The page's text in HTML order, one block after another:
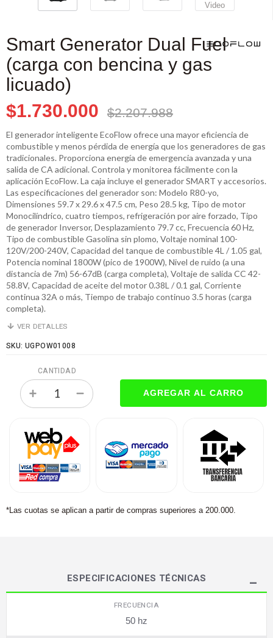
Video
Smart Generator Dual Fuel
(carga con bencina y gas
licuado)
$1.730.000
$2.207.988
El generador inteligente EcoFlow ofrece una mayor eficiencia de
combustible y menos pérdida de energía que los generadores de gas
tradicionales. Proporciona energía de emergencia avanzada y una
salida de CA adicional. Controla y monitorea fácilmente con la
aplicación EcoFlow. La caja incluye el generador SMART y accesorios.
Las especificaciones del generador son: Modelo R80-yo,
Dimensiones 59.7 x 29.6 x 47.5 cm, Peso 28.5 kg, Tipo de motor
Monocilíndrico, cuatro tiempos, refrigeración por aire forzado, Tipo
de generador Inversor, Desplazamiento 79.7 cc, Frecuencia 60 Hz,
Tipo de combustible Gasolina sin plomo, Voltaje nominal 100-
120V/200-240V, Capacidad del tanque de combustible 4L / 1.05 gal,
Potencia nominal 1800W (pico de 1900W), Nivel de ruido (a una
distancia de 7m) 56-67dB (carga completa), Voltaje de salida CC 42-
58.8V, Capacidad de aceite del motor 0.38L / 0.1 gal, Corriente
continua 32A o más, Tiempo de trabajo continuo 3.5 horas (carga
completa).
VER DETALLES
SKU: UGPOW01008
CANTIDAD
*Las cuotas se aplican a partir de compras superiores a 200.000.
ESPECIFICACIONES TÉCNICAS
FRECUENCIA
50 hz